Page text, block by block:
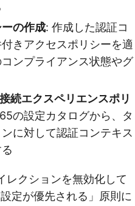
の作成: 作成した認証コ
きアクセスポリシーを適
ンプライアンス状態やグ
エクスペリエンスポリ
の設定カタログから、タ
に対して認証コンテキス
レクションを無効化して
定が優先される」原則に